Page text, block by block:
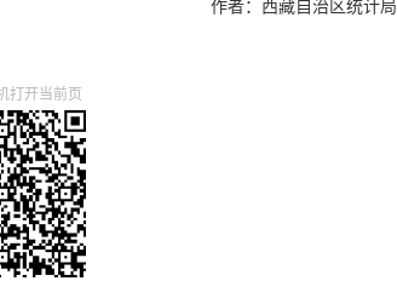
作者：西藏自治区统计局
打开当前页